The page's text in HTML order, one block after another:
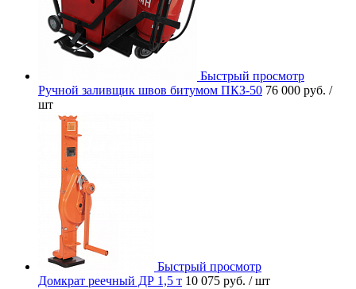
Быстрый просмотр
Ручной заливщик швов битумом ПКЗ-50 76 000 руб. /
шт
Быстрый просмотр
Домкрат реечный ДР 1,5 т 10 075 руб. / шт